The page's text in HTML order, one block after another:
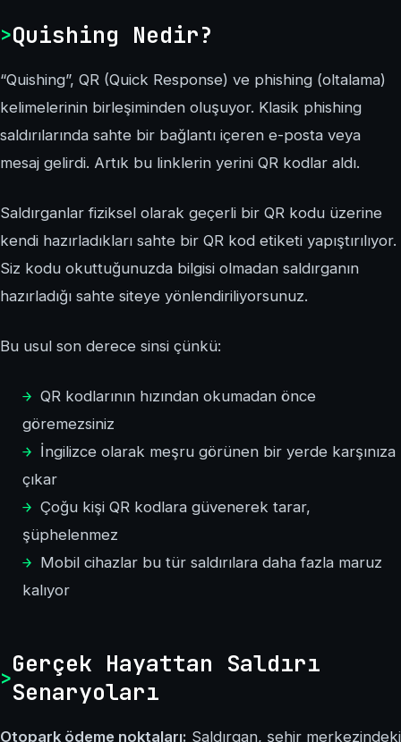
Quishing Nedir?
“Quishing”, QR (Quick Response) ve phishing (oltalama)
kelimelerinin birleşiminden oluşuyor. Klasik phishing
saldırılarında sahte bir bağlantı içeren e-posta veya
mesaj gelirdi. Artık bu linklerin yerini QR kodlar aldı.
Saldırganlar fiziksel olarak geçerli bir QR kodu üzerine
kendi hazırladıkları sahte bir QR kod etiketi yapıştırılıyor.
Siz kodu okuttuğunuzda bilgisi olmadan saldırganın
hazırladığı sahte siteye yönlendiriliyorsunuz.
Bu usul son derece sinsi çünkü:
QR kodlarının hızından okumadan önce
göremezsiniz
İngilizce olarak meşru görünen bir yerde karşınıza
çıkar
Çoğu kişi QR kodlara güvenerek tarar,
şüphelenmez
Mobil cihazlar bu tür saldırılara daha fazla maruz
kalıyor
Gerçek Hayattan Saldırı
Senaryoları
Otopark ödeme noktaları: Saldırgan, şehir merkezindeki